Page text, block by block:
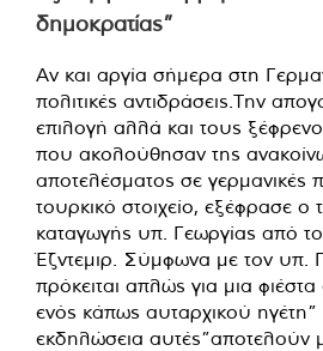
δημοκρατίας”
Αν και αργία σήμερα στη
πολιτικές αντιδράσεις.Την
επιλογή αλλά και τους
που ακολούθησαν της
αποτελέσματος σε γερμανικές
τουρκικό στοιχείο, εξέφρασε ο
καταγωγής υπ. Γεωργίας από
Έζντεμιρ. Σύμφωνα με τον υπ.
πρόκειται απλώς για μια
ενός κάπως αυταρχικού
εκδηλώσεια αυτές”αποτελούν